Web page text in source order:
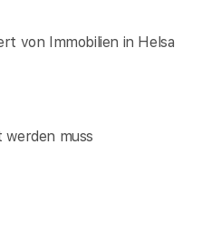
von Immobilien in Helsa
werden muss